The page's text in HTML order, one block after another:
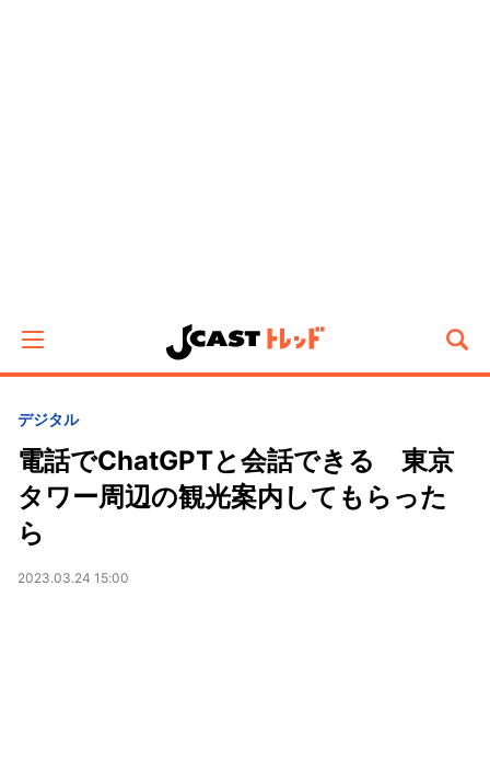
デジタル
電話でChatGPTと会話できる 東京
タワー周辺の観光案内してもらった
ら
2023.03.24 15:00